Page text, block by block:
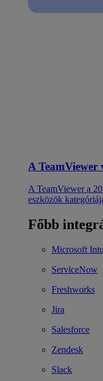
A TeamViewer
A TeamViewer a
eszközök
Főbb
Microsoft
ServiceNow
Freshworks
Jira
Salesforce
Zendesk
Slack